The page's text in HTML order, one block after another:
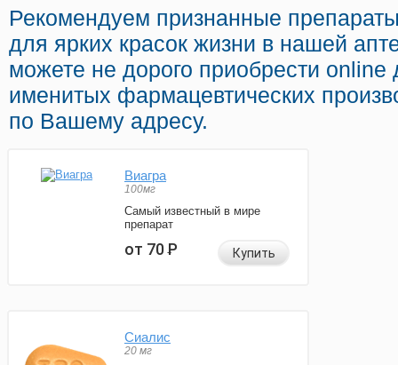
Рекомендуем признанные
для ярких красок жизни в нашей
можете не дорого приобрести online
именитых фармацевтических
по Вашему адресу.
Виагра
100мг
Самый известный в мире
препарат
от 70Р Купить
Сиалис
20 мг